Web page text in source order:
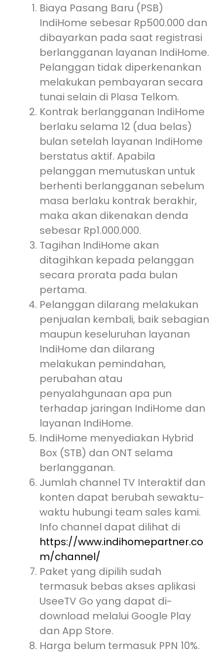
Biaya Pasang Baru (PSB)
IndiHome sebesar Rp500.000 dan
dibayarkan pada saat registrasi
berlangganan layanan IndiHome.
Pelanggan tidak diperkenankan
melakukan pembayaran secara
tunai selain di Plasa Telkom.
Kontrak berlangganan IndiHome
berlaku selama 12 (dua belas)
bulan setelah layanan IndiHome
berstatus aktif. Apabila
pelanggan memutuskan untuk
berhenti berlangganan sebelum
masa berlaku kontrak berakhir,
maka akan dikenakan denda
sebesar Rp1.000.000.
Tagihan IndiHome akan
ditagihkan kepada pelanggan
secara prorata pada bulan
pertama.
Pelanggan dilarang melakukan
penjualan kembali, baik sebagian
maupun keseluruhan layanan
IndiHome dan dilarang
melakukan pemindahan,
perubahan atau
penyalahgunaan apa pun
terhadap jaringan IndiHome dan
layanan IndiHome.
IndiHome menyediakan Hybrid
Box (STB) dan ONT selama
berlangganan.
Jumlah channel TV Interaktif dan
konten dapat berubah sewaktu-
waktu hubungi team sales kami.
Info channel dapat dilihat di
https://www.indihomepartner.co
m/channel/
Paket yang dipilih sudah
termasuk bebas akses aplikasi
UseeTV Go yang dapat di-
download melalui Google Play
dan App Store.
Harga belum termasuk PPN 10%.